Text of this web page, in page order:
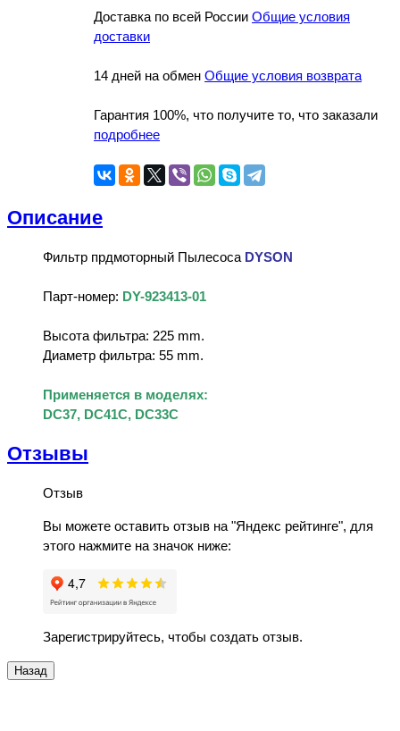
Доставка по всей России Общие условия
доставки
14 дней на обмен Общие условия возврата
Гарантия 100%, что получите то, что заказали
подробнее
Описание
Фильтр прдмоторный Пылесоса DYSON
Парт-номер: DY-923413-01
Высота фильтра: 225 mm.
Диаметр фильтра: 55 mm.
Применяется в моделях:
DC37, DC41C, DC33С
Отзывы
Отзыв
Вы можете оставить отзыв на "Яндекс рейтинге", для
этого нажмите на значок ниже:
Зарегистрируйтесь, чтобы создать отзыв.